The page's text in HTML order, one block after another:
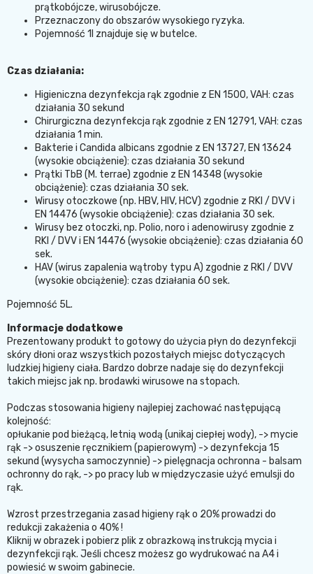
prątkobójcze, wirusobójcze.
Przeznaczony do obszarów wysokiego ryzyka.
Pojemność 1l znajduje się w butelce.
Czas działania:
Higieniczna dezynfekcja rąk zgodnie z EN 1500, VAH: czas
działania 30 sekund
Chirurgiczna dezynfekcja rąk zgodnie z EN 12791, VAH: czas
działania 1 min.
Bakterie i Candida albicans zgodnie z EN 13727, EN 13624
(wysokie obciążenie): czas działania 30 sekund
Prątki TbB (M. terrae) zgodnie z EN 14348 (wysokie
obciążenie): czas działania 30 sek.
Wirusy otoczkowe (np. HBV, HIV, HCV) zgodnie z RKI / DVV i
EN 14476 (wysokie obciążenie): czas działania 30 sek.
Wirusy bez otoczki, np. Polio, noro i adenowirusy zgodnie z
RKI / DVV i EN 14476 (wysokie obciążenie): czas działania 60
sek.
HAV (wirus zapalenia wątroby typu A) zgodnie z RKI / DVV
(wysokie obciążenie): czas działania 60 sek.
Pojemność 5L.
Informacje dodatkowe
Prezentowany produkt to gotowy do użycia płyn do dezynfekcji
skóry dłoni oraz wszystkich pozostałych miejsc dotyczących
ludzkiej higieny ciała. Bardzo dobrze nadaje się do dezynfekcji
takich miejsc jak np. brodawki wirusowe na stopach.
Podczas stosowania higieny najlepiej zachować następującą
kolejność:
opłukanie pod bieżącą, letnią wodą (unikaj ciepłej wody), -> mycie
rąk -> osuszenie ręcznikiem (papierowym) -> dezynfekcja 15
sekund (wysycha samoczynnie) -> pielęgnacja ochronna - balsam
ochronny do rąk, -> po pracy lub w międzyczasie użyć emulsji do
rąk.
Wzrost przestrzegania zasad higieny rąk o 20% prowadzi do
redukcji zakażenia o 40% !
Kliknij w obrazek i pobierz plik z obrazkową instrukcją mycia i
dezynfekcji rąk. Jeśli chcesz możesz go wydrukować na A4 i
powiesić w swoim gabinecie.